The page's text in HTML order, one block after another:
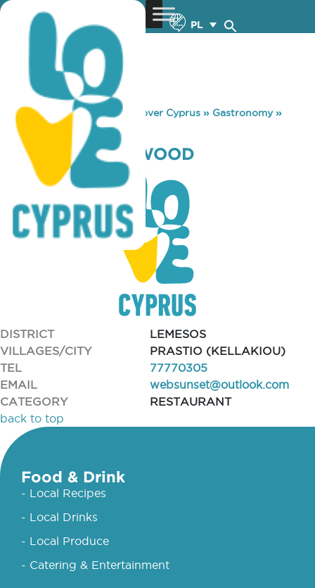
PL
You are here: Home »Discover Cyprus » Gastronomy»
DASOUI GREENWOOD
DASOUI GREENWOOD
DISTRICT
LEMESOS
VILLAGES/CITY
PRASTIO (KELLAKIOU)
TEL
77770305
EMAIL
websunset@outlook.com
CATEGORY
RESTAURANT
back to top
Food & Drink
- Local Recipes
- Local Drinks
- Local Produce
- Catering & Entertainment